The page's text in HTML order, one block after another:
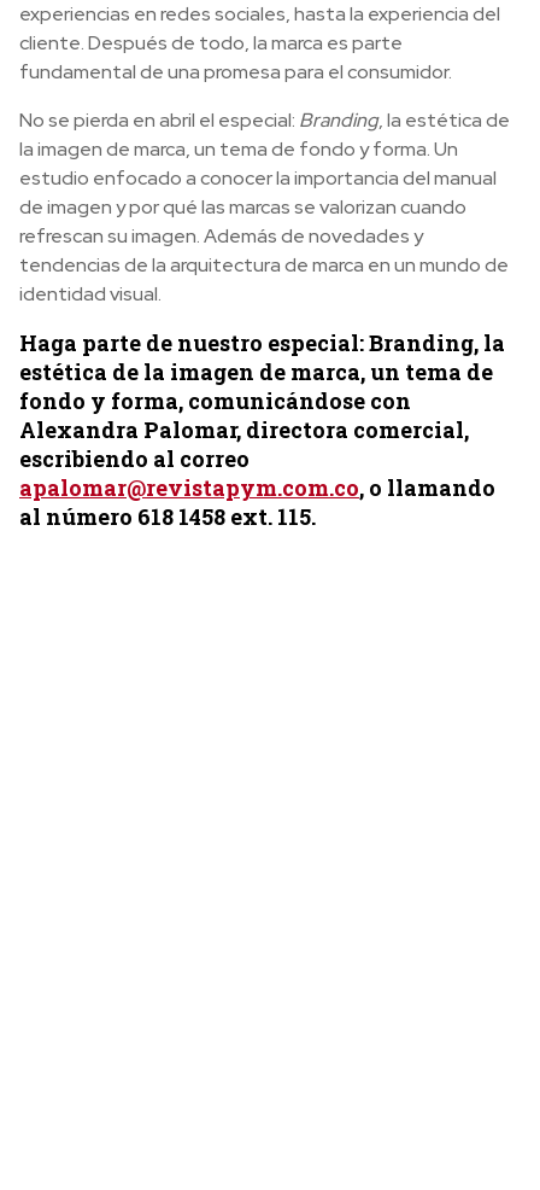
experiencias en redes sociales, hasta la experiencia del
cliente. Después de todo, la marca es parte
fundamental de una promesa para el consumidor.
No se pierda en abril el especial: Branding, la estética de
la imagen de marca, un tema de fondo y forma. Un
estudio enfocado a conocer la importancia del manual
de imagen y por qué las marcas se valorizan cuando
refrescan su imagen. Además de novedades y
tendencias de la arquitectura de marca en un mundo de
identidad visual.
Haga parte de nuestro especial: Branding, la
estética de la imagen de marca, un tema de
fondo y forma, comunicándose con
Alexandra Palomar, directora comercial,
escribiendo al correo
apalomar@revistapym.com.co, o llamando
al número 618 1458 ext. 115.